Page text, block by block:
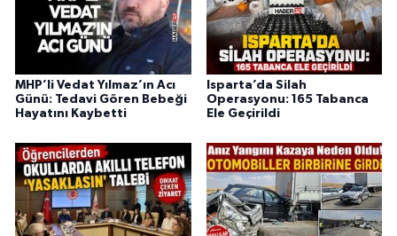
MHP’li Vedat Yılmaz’ın Acı
Günü: Tedavi Gören Bebeği
Hayatını Kaybetti
Isparta’da Silah
Operasyonu: 165 Tabanca
Ele Geçirildi